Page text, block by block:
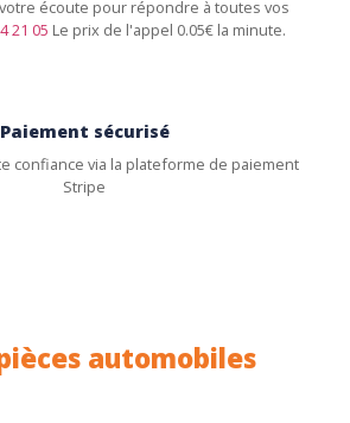
écoute pour répondre à toutes vos
21 05 Le prix de l'appel 0.05€ la minute.
Paiement sécurisé
confiance via la plateforme de paiement
Stripe
automobiles